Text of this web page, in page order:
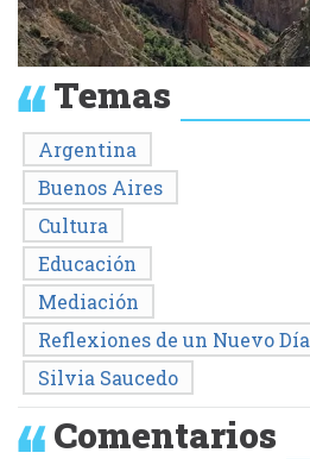
Temas
Argentina
Buenos Aires
Cultura
Educación
Mediación
Reflexiones de un Nuevo Día
Silvia Saucedo
Comentarios